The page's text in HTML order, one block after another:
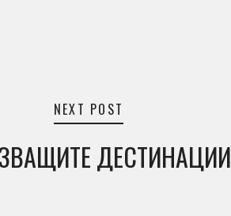
NEXT POST
ДЕСТИНАЦИИ